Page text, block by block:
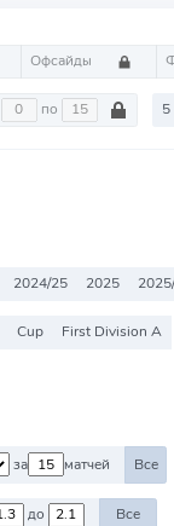
Офсайды
по 5
2024/25 2025
Cup
First Division A
за матчей Все
до Все